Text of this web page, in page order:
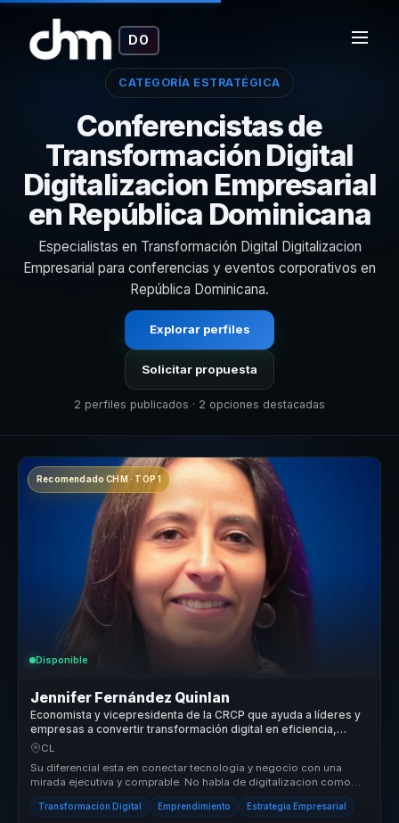
DO
CATEGORÍA ESTRATÉGICA
Conferencistas de
Transformación Digital
Digitalizacion Empresarial
en República Dominicana
Especialistas en Transformación Digital Digitalizacion
Empresarial para conferencias y eventos corporativos en
República Dominicana.
Explorar perfiles
Solicitar propuesta
2 perfiles publicados · 2 opciones destacadas
Recomendado CHM · TOP 1
Disponible
Jennifer Fernández Quinlan
Economista y vicepresidenta de la CRCP que ayuda a líderes y
empresas a convertir transformación digital en eficiencia,
rentabilidad y cultura de innovación.
CL
Su diferencial esta en conectar tecnologia y negocio con una
mirada ejecutiva y comprable. No habla de digitalizacion como
moda, sino com...
Transformación Digital Emprendimiento Estrategia Empresarial